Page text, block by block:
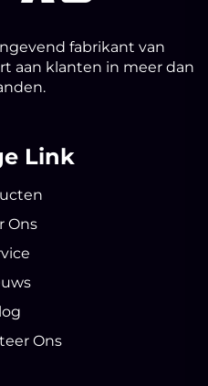
fabrikant van
aan klanten in meer dan
Link
Ons
Ons